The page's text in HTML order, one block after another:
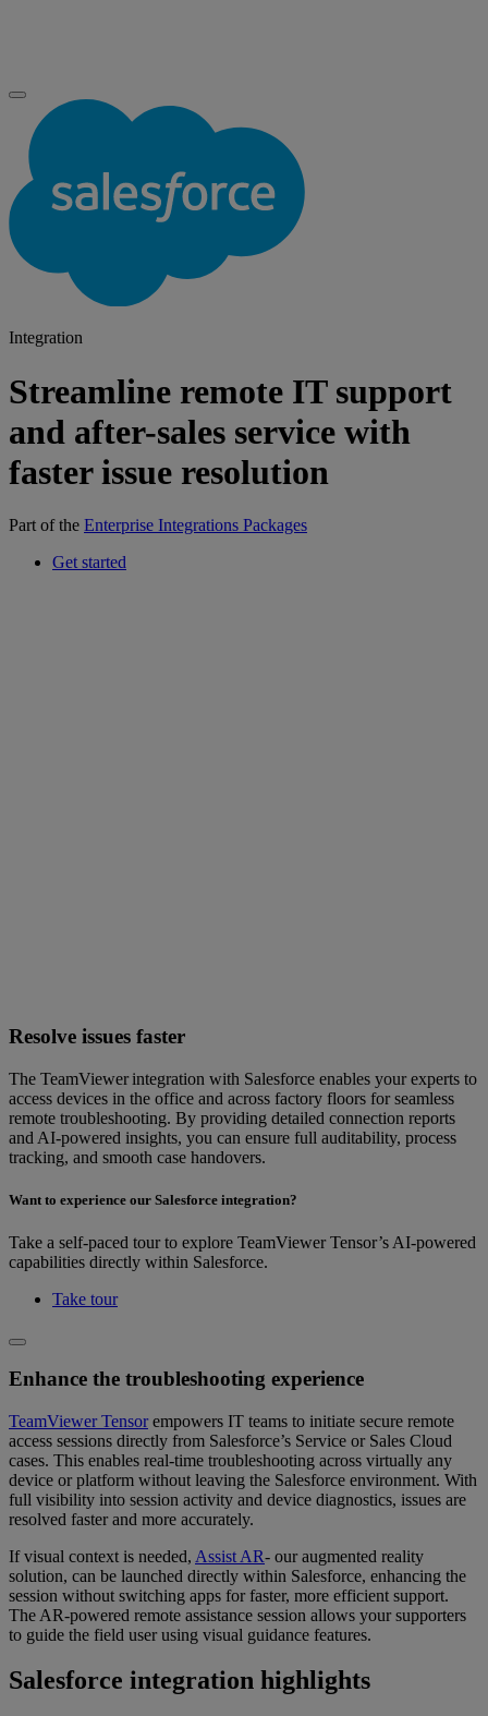
Integration
Streamline remote IT support
and after-sales service with
faster issue resolution
Part of the Enterprise Integrations Packages
Get started
Resolve issues faster
The TeamViewer integration with Salesforce enables your experts to
access devices in the office and across factory floors for seamless
remote troubleshooting. By providing detailed connection reports
and AI-powered insights, you can ensure full auditability, process
tracking, and smooth case handovers.
Want to experience our Salesforce integration?
Take a self-paced tour to explore TeamViewer Tensor’s AI-powered
capabilities directly within Salesforce.
Take tour
Enhance the troubleshooting experience
TeamViewer Tensorempowers IT teams to initiate secure remote
access sessions directly from Salesforce’s Service or Sales Cloud
cases. This enables real-time troubleshooting across virtually any
device or platform without leaving the Salesforce environment. With
full visibility into session activity and device diagnostics, issues are
resolved faster and more accurately.
If visual context is needed, Assist AR- our augmented reality
solution, can be launched directly within Salesforce, enhancing the
session without switching apps for faster, more efficient support.
The AR-powered remote assistance session allows your supporters
to guide the field user using visual guidance features.
Salesforce integration highlights